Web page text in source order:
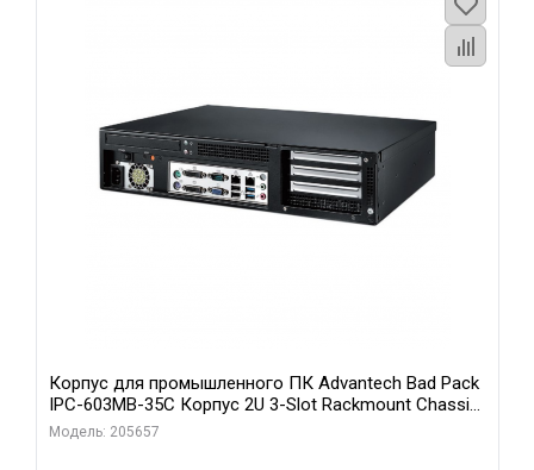
Корпус для промышленного ПК Advantech Bad Pack
IPC-603MB-35C Корпус 2U 3-Slot Rackmount Chassis
for ATX/MicroATX Motherboard with Front I Advantech
Модель: 205657